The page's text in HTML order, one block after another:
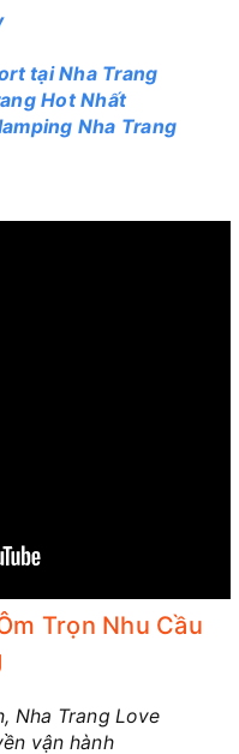
tại Nha Trang
Hot Nhất
Nha Trang
Trọn Nhu Cầu
Nha Trang Love
vận hành